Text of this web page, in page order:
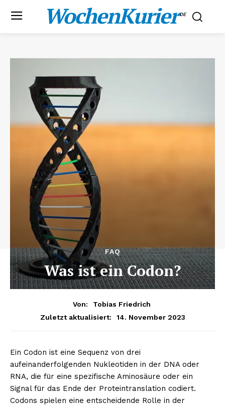
WochenKurier.DE
FAQ
Was ist ein Codon?
Von:
Tobias Friedrich
Zuletzt aktualisiert:
14. November 2023
Ein Codon ist eine Sequenz von drei
aufeinanderfolgenden Nukleotiden in der DNA oder
RNA, die für eine spezifische Aminosäure oder ein
Signal für das Ende der Proteintranslation codiert.
Codons spielen eine entscheidende Rolle in der